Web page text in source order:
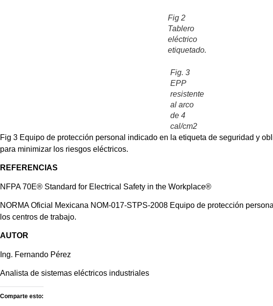
Fig 2
Tablero
eléctrico
etiquetado.
Fig. 3
EPP
resistente
al arco
de 4
cal/cm2
Fig 3 Equipo de protección personal indicado en la etiqueta de seguridad y
para minimizar los riesgos eléctricos.
REFERENCIAS
NFPA 70E® Standard for Electrical Safety in the Workplace®
NORMA Oficial Mexicana NOM-017-STPS-2008 Equipo de protección
los centros de trabajo.
AUTOR
Ing. Fernando Pérez
Analista de sistemas eléctricos industriales
Comparte esto: